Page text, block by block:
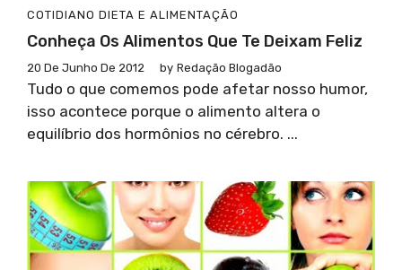
COTIDIANO DIETA E ALIMENTAÇÃO
Conheça Os Alimentos Que Te Deixam Feliz
20 De Junho De 2012 by Redação Blogadão
Tudo o que comemos pode afetar nosso humor,
isso acontece porque o alimento altera o
equilíbrio dos hormônios no cérebro. ...